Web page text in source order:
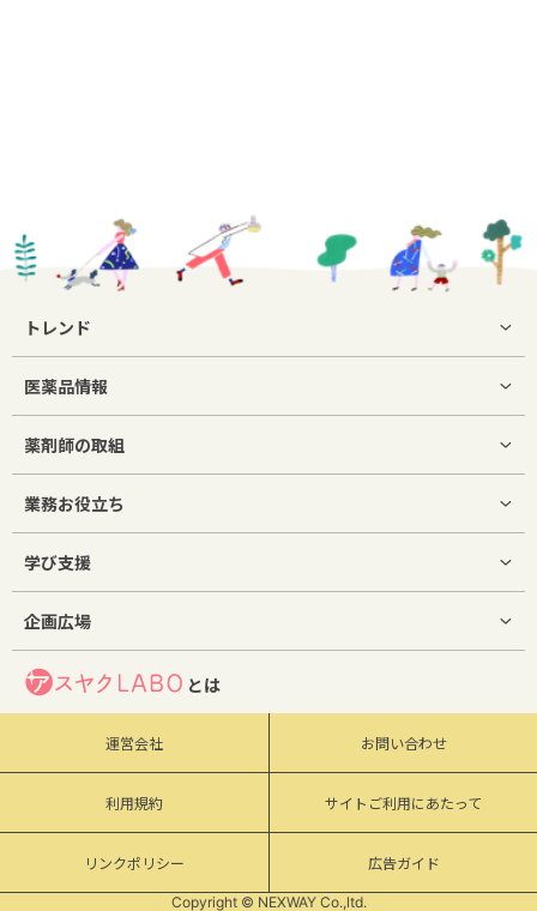
トレンド
医薬品情報
薬剤師の取組
業務お役立ち
学び支援
企画広場
とは
運営会社 お問い合わせ
利用規約 サイトご利用にあたって
リンクポリシー 広告ガイド
Copyright © NEXWAY Co.,ltd.